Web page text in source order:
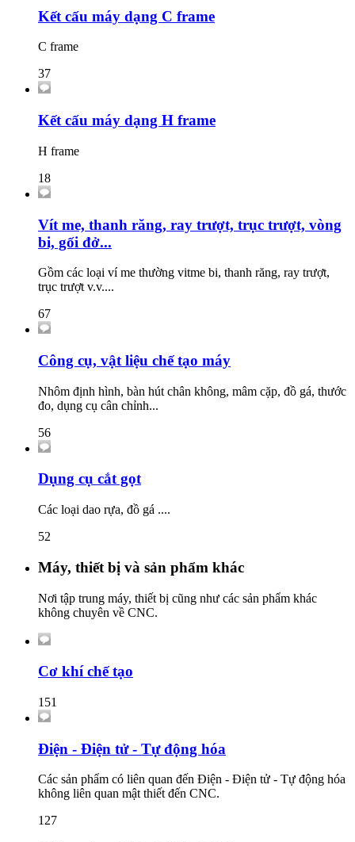
Kết cấu máy dạng C frame
C frame
37
Kết cấu máy dạng H frame
H frame
18
Vít me, thanh răng, ray trượt, trục trượt, vòng
bi, gối đở...
Gồm các loại ví me thường vitme bi, thanh răng, ray trượt,
trục trượt v.v....
67
Công cụ, vật liệu chế tạo máy
Nhôm định hình, bàn hút chân không, mâm cặp, đồ gá, thước
đo, dụng cụ cân chỉnh...
56
Dụng cụ cắt gọt
Các loại dao rựa, đồ gá ....
52
Máy, thiết bị và sản phẩm khác
Nơi tập trung máy, thiết bị cũng như các sản phẩm khác
không chuyên về CNC.
Cơ khí chế tạo
151
Điện - Điện tử - Tự động hóa
Các sản phẩm có liên quan đến Điện - Điện tử - Tự động hóa
không liên quan mật thiết đến CNC.
127